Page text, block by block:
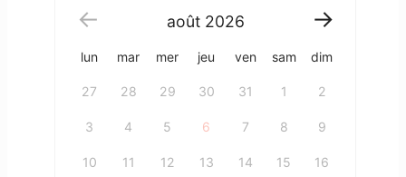
août 2026
lun mar mer jeu ven sam dim
27 28 29 30 31 1 2
3 4 5 6 7 8 9
10 11 12 13 14 15 16